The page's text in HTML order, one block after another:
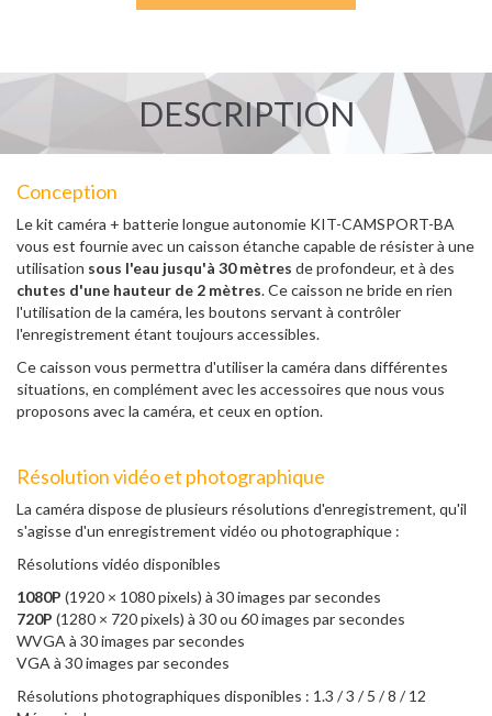
DESCRIPTION
Conception
Le kit caméra + batterie longue autonomie KIT-CAMSPORT-BA
vous est fournie avec un caisson étanche capable de résister à une
utilisation sous l'eau jusqu'à 30 mètres de profondeur, et à des
chutes d'une hauteur de 2 mètres. Ce caisson ne bride en rien
l'utilisation de la caméra, les boutons servant à contrôler
l'enregistrement étant toujours accessibles.
Ce caisson vous permettra d'utiliser la caméra dans différentes
situations, en complément avec les accessoires que nous vous
proposons avec la caméra, et ceux en option.
Résolution vidéo et photographique
La caméra dispose de plusieurs résolutions d'enregistrement, qu'il
s'agisse d'un enregistrement vidéo ou photographique :
Résolutions vidéo disponibles
1080P (1920 × 1080 pixels) à 30 images par secondes
720P (1280 × 720 pixels) à 30 ou 60 images par secondes
WVGA à 30 images par secondes
VGA à 30 images par secondes
Résolutions photographiques disponibles : 1.3 / 3 / 5 / 8 / 12